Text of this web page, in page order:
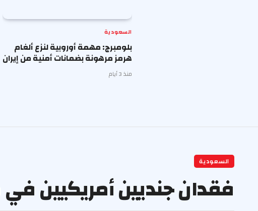
السعودية
بلومبرج: مهمة أوروبية لنزع ألغام
هرمز مرهونة بضمانات أمنية من إيران
منذ 3 أيام
السعودية
فقدان جنديين أمريكيين